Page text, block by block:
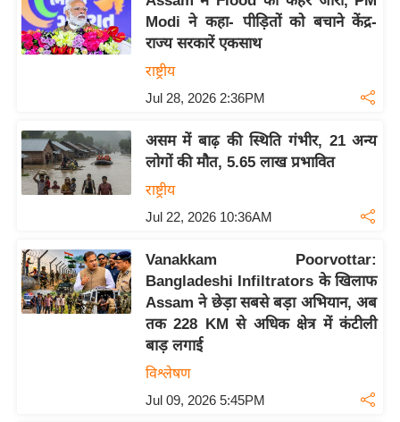
ज
ग
ष
ज्ञ
रा
ज
ट
खे
Modi ने कहा- पीड़ितों को बचाने केंद्र-
राज्य सरकारें एकसाथ
राष्ट्रीय
Jul 28, 2026 2:36PM
असम में बाढ़ की स्थिति गंभीर, 21 अन्य
लोगों की मौत, 5.65 लाख प्रभावित
राष्ट्रीय
Jul 22, 2026 10:36AM
Vanakkam Poorvottar:
Bangladeshi Infiltrators के खिलाफ
Assam ने छेड़ा सबसे बड़ा अभियान, अब
तक 228 KM से अधिक क्षेत्र में कंटीली
बाड़ लगाई
विश्लेषण
Jul 09, 2026 5:45PM